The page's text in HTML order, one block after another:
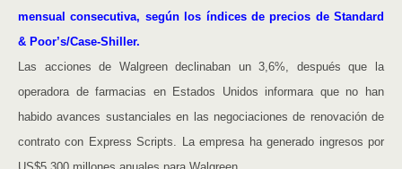
mensual consecutiva, según los índices de precios de Standard
& Poor’s/Case-Shiller.
Las acciones de Walgreen declinaban un 3,6%, después que la
operadora de farmacias en Estados Unidos informara que no han
habido avances sustanciales en las negociaciones de renovación de
contrato con Express Scripts. La empresa ha generado ingresos por